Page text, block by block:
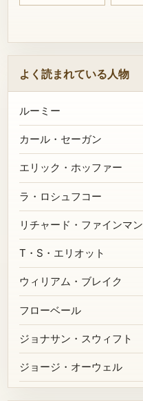
よく読まれている人物
ルーミー
カール・セーガン
エリック・ホッファー
ラ・ロシュフコー
リチャード・ファインマン
T・S・エリオット
ウィリアム・ブレイク
フローベール
ジョナサン・スウィフト
ジョージ・オーウェル